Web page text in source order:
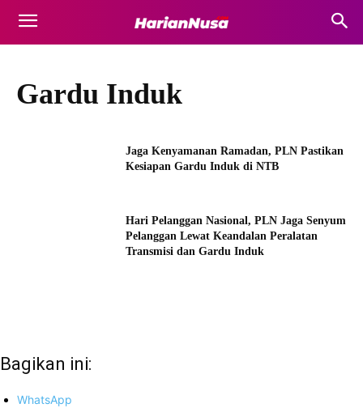
Gardu Induk
Jaga Kenyamanan Ramadan, PLN Pastikan
Kesiapan Gardu Induk di NTB
Hari Pelanggan Nasional, PLN Jaga Senyum
Pelanggan Lewat Keandalan Peralatan
Transmisi dan Gardu Induk
Bagikan ini:
WhatsApp